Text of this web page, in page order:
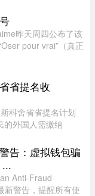
读。但记录显示，
过课。实 ...
昨天周四公布了该
pour vrai”（真正
省提名收
科舍省省提名计划
的外国人需缴纳
1 日起实施。新斯
日 ...
告：虚拟钱包骗
Anti-Fraud
新警告，提醒所有使